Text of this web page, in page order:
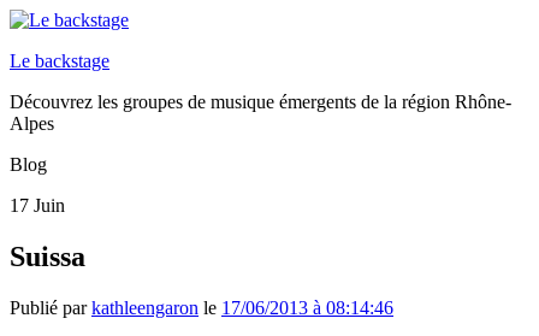
Le backstage
Découvrez les groupes de musique émergents de la région Rhône-
Alpes
Blog
17 Juin
Suissa
Publié parkathleengaron le 17/06/2013 à 08:14:46